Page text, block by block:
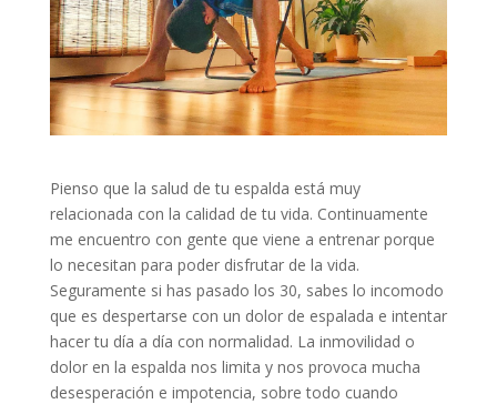
Pienso que la salud de tu espalda está muy
relacionada con la calidad de tu vida. Continuamente
me encuentro con gente que viene a entrenar porque
lo necesitan para poder disfrutar de la vida.
Seguramente si has pasado los 30, sabes lo incomodo
que es despertarse con un dolor de espalada e intentar
hacer tu día a día con normalidad. La inmovilidad o
dolor en la espalda nos limita y nos provoca mucha
desesperación e impotencia, sobre todo cuando